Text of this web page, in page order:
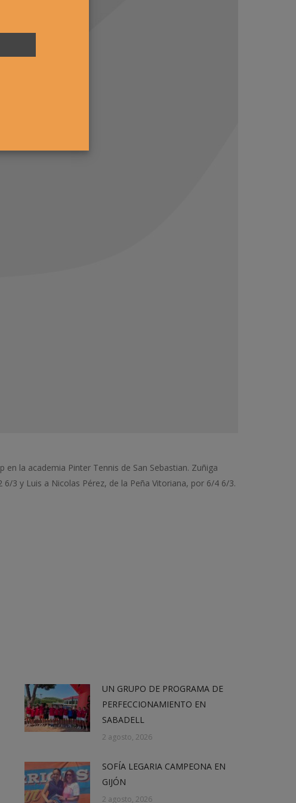
la academia Pinter Tennis de San Sebastian. Zuñiga
3 y Luis a Nicolas Pérez, de la Peña Vitoriana, por 6/4 6/3.
UN GRUPO DE PROGRAMA DE
PERFECCIONAMIENTO EN
SABADELL
2 agosto, 2026
SOFÍA LEGARIA CAMPEONA EN
GIJÓN
2 agosto, 2026